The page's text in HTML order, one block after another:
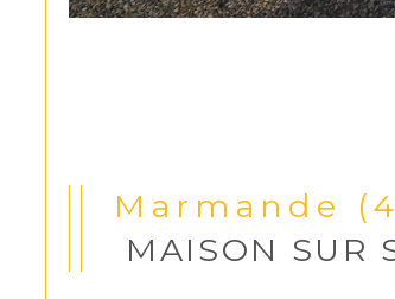
Marmande
MAISON SUR